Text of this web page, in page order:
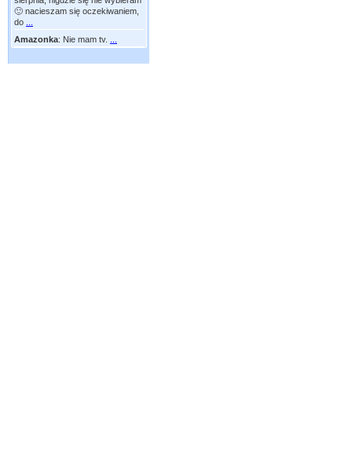
🙂 nacieszam się oczekiwaniem,
do
Amazonka: Nie mam tv.